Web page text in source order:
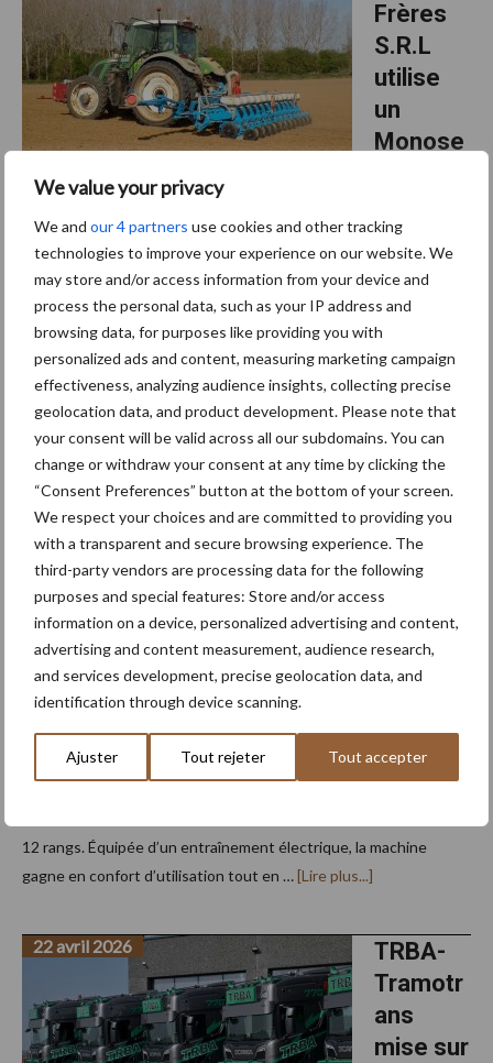
We value your privacy
We and our 4 partners use cookies and other tracking
technologies to improve your experience on our website. We
may store and/or access information from your device and
process the personal data, such as your IP address and
browsing data, for purposes like providing you with
personalized ads and content, measuring marketing campaign
effectiveness, analyzing audience insights, collecting precise
geolocation data, and product development. Please note that
your consent will be valid across all our subdomains. You can
change or withdraw your consent at any time by clicking the
“Consent Preferences” button at the bottom of your screen.
We respect your choices and are committed to providing you
with a transparent and secure browsing experience. The
third-party vendors are processing data for the following
purposes and special features: Store and/or access
information on a device, personalized advertising and content,
advertising and content measurement, audience research,
and services development, precise geolocation data, and
identification through device scanning.
Ajuster Tout rejeter Tout accepter
4201
Super
Frères
Frères
S.R.L
utilise
un
Monose
4 pneumatique pour les semis de
tournesols
Namur, propose depuis ce printemps une prestation de semis de
tournesols. Elle répond au développement wallon d’une filière qui
a pour finalité la fabrication …[Lire plus...]à
proposTasiaux
Frères
S.R.L
utilise
un
Monosem
NG Plus 4
pneumatique
pour
les
semis
de
tournesols
Un
semoir
Kuhn
Maxima
3e
polyvale
nt et
chez Dubois Agri
23 avril 2026
12 rangs. Équipée d’un entraînement électrique, la machine
gagne en confort d’utilisation tout en …[Lire plus...]
Maxima 3e
polyvalent
et
précis
chez
Dubois
Agri
TRBA-
Tramotr
ans
mise sur
22 avril 2026